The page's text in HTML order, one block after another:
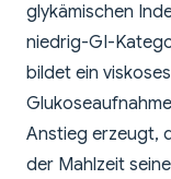
glykämischen
niedrig-GI-
bildet ein
Anstieg erzeugt,
der Mahlzeit